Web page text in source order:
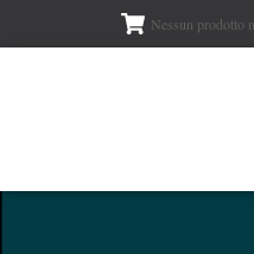
Nessun prodotto